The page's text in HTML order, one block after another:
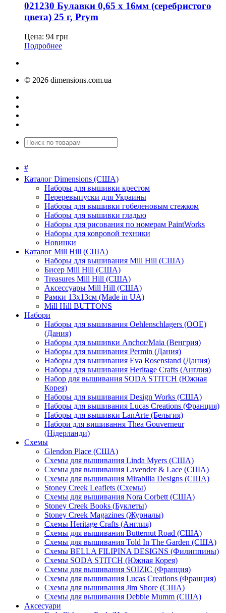
021230 Булавки 0,65 x 16мм (серебристого
цвета) 25 г, Prym
Цена: 94 грн
Подробнее
© 2026 dimensions.com.ua
#
Каталог Dimensions (США)
Наборы для вышивки крестом
Переревыпуски для Украины
Наборы для вышивки гобеленовым стежком
Наборы для вышивки гладью
Наборы для рисования по номерам PaintWorks
Наборы для ковровой техники
Новинки
Каталог Mill Hill (США)
Наборы для вышивания Mill Hill (США)
Бисер Mill Hill (США)
Treasures Mill Hill (США)
Аксессуары Mill Hill (США)
Рамки 13х13см (Made in UA)
Mill Hill BUTTONS
Набори
Наборы для вышивания Oehlenschlagers (OOE)
(Дания)
Наборы для вышивки Anchor/Maia (Венгрия)
Наборы для вышивания Permin (Дания)
Наборы для вышивания Eva Rosenstand (Дания)
Наборы для вышивания Heritage Crafts (Англия)
Набор для вышивания SODA STITCH (Южная
Корея)
Наборы для вышивания Design Works (США)
Наборы для вышивания Lucas Creations (Франция)
Наборы для вышивки LanArte (Бельгия)
Набори для вишивання Thea Gouverneur
(Нідерланди)
Схемы
Glendon Place (США)
Схемы для вышивания Linda Myers (США)
Схемы для вышивания Lavender & Lace (США)
Схемы для вышивания Mirabilia Designs (США)
Stoney Creek Leaflets (Схемы)
Схемы для вышивания Nora Corbett (США)
Stoney Creek Books (Буклеты)
Stoney Creek Magazines (Журналы)
Схемы Heritage Crafts (Англия)
Схемы для вышивания Butternut Road (США)
Схемы для вышивания Told In The Garden (США)
Схемы BELLA FILIPINA DESIGNS (Филиппины)
Схемы SODA STITCH (Южная Корея)
Схемы для вышивания SOIZIC (Франция)
Схемы для вышивания Lucas Creations (Франция)
Схемы для вышивания Jim Shore (США)
Схемы для вышивания Debbie Mumm (США)
Аксесуари